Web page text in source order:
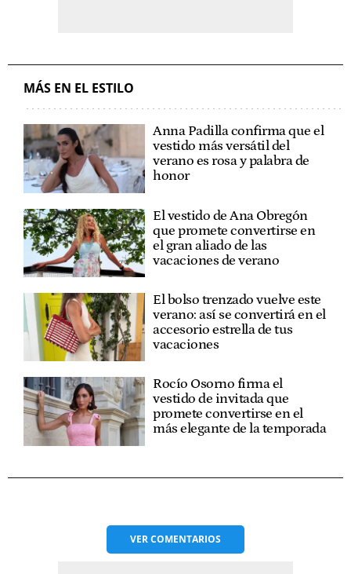
MÁS EN EL ESTILO
Anna Padilla confirma que el
vestido más versátil del
verano es rosa y palabra de
honor
El vestido de Ana Obregón
que promete convertirse en
el gran aliado de las
vacaciones de verano
El bolso trenzado vuelve este
verano: así se convertirá en el
accesorio estrella de tus
vacaciones
Rocío Osorno firma el
vestido de invitada que
promete convertirse en el
más elegante de la temporada
VERCOMENTARIOS